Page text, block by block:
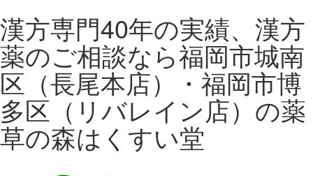
漢方専門40年の実績、漢方
薬のご相談なら福岡市城南
区（長尾本店）・福岡市博
多区（リバレイン店）の薬
草の森はくすい堂